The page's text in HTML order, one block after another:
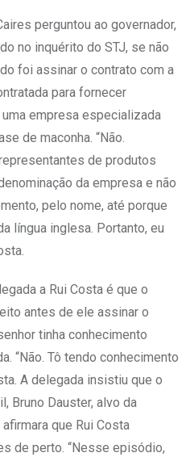
perguntou ao governador,
no inquérito do STJ, se não
foi assinar o contrato com a
para fornecer
empresa especializada
de maconha. “Não.
de produtos
da empresa e não
pelo nome, até porque
língua inglesa. Portanto, eu
a Rui Costa é que o
antes de ele assinar o
tinha conhecimento
“Não. Tô tendo conhecimento
A delegada insistiu que o
Bruno Dauster, alvo da
que Rui Costa
de perto. “Nesse episódio,